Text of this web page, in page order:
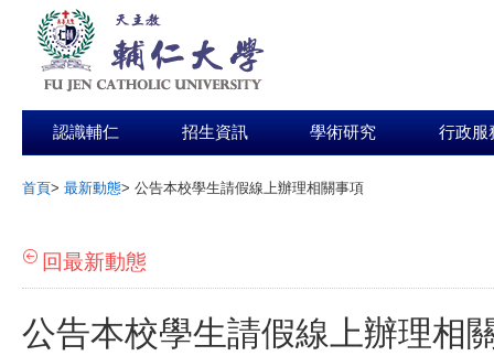
認識輔仁 招生資訊 學術研究 行政服
首頁> 最新動態> 公告本校學生請假線上辦理相關事項
回最新動態
公告本校學生請假線上辦理相